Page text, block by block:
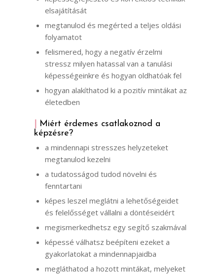
elsajátítását
megtanulod és megérted a teljes oldási
folyamatot
felismered, hogy a negatív érzelmi
stressz milyen hatassal van a tanulási
képességeinkre és hogyan oldhatóak fel
hogyan alakíthatod ki a pozitív mintákat az
életedben
Miért érdemes csatlakoznod a
képzésre?
a mindennapi stresszes helyzeteket
megtanulod kezelni
a tudatosságod tudod növelni és
fenntartani
képes leszel meglátni a lehetőségeidet
és felelősséget vállalni a döntéseidért
megismerkedhetsz egy segítő szakmával
képessé válhatsz beépíteni ezeket a
gyakorlatokat a mindennapjaidba
megláthatod a hozott mintákat, melyeket